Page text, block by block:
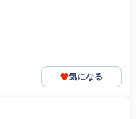
気になる